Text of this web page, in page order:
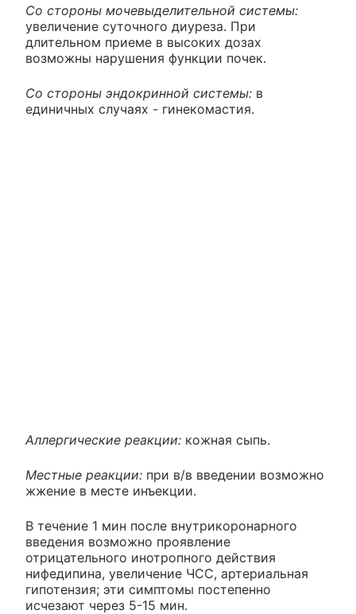
Со стороны мочевыделительной системы:
увеличение суточного диуреза. При
длительном приеме в высоких дозах
возможны нарушения функции почек.
Со стороны эндокринной системы: в
единичных случаях - гинекомастия.
Аллергические реакции: кожная сыпь.
Местные реакции: при в/в введении возможно
жжение в месте инъекции.
В течение 1 мин после внутрикоронарного
введения возможно проявление
отрицательного инотропного действия
нифедипина, увеличение ЧСС, артериальная
гипотензия; эти симптомы постепенно
исчезают через 5-15 мин.